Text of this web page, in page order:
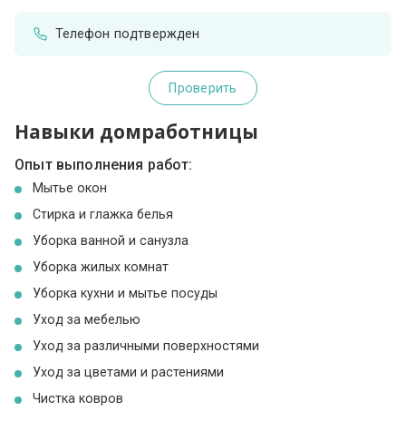
Телефон подтвержден
Проверить
Навыки домработницы
Опыт выполнения работ:
Мытье окон
Стирка и глажка белья
Уборка ванной и санузла
Уборка жилых комнат
Уборка кухни и мытье посуды
Уход за мебелью
Уход за различными поверхностями
Уход за цветами и растениями
Чистка ковров